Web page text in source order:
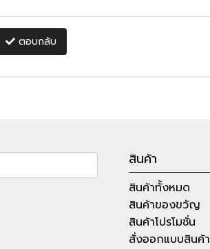
ตอบกลับ
สินค้า
สินค้าทั้งหมด
สินค้าของขวัญ
สินค้าโปรโมชั่น
สั่งออกแบบสินค้า